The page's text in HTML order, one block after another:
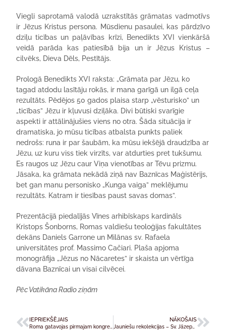
Viegli saprotamā valodā uzrakstītās grāmatas vadmotīvs
ir Jēzus Kristus persona. Mūsdienu pasaulei, kas pārdzīvo
dziļu ticības un paļāvības krīzi, Benedikts XVI vienkāršā
veidā parāda kas patiesībā bija un ir Jēzus Kristus –
cilvēks, Dieva Dēls, Pestītājs.
Prologā Benedikts XVI raksta: „Grāmata par Jēzu, ko
tagad atdodu lasītāju rokās, ir mana garīgā un ilgā ceļa
rezultāts. Pēdējos 50 gados plaisa starp „vēsturisko” un
„ticības” Jēzu ir kļuvusi dziļāka. Divi būtiski svarīgie
aspekti ir attālinājušies viens no otra. Šāda situācija ir
dramatiska, jo mūsu ticības atbalsta punkts paliek
nedrošs: runa ir par šaubām, ka mūsu iekšējā draudzība ar
Jēzu, uz kuru viss tiek virzīts, var atdurties pret tukšumu.
Es raugos uz Jēzu caur Viņa vienotības ar Tēvu prizmu.
Jāsaka, ka grāmata nekādā ziņā nav Baznīcas Maģistērijs,
bet gan manu personisko „Kunga vaiga” meklējumu
rezultāts. Katram ir tiesības paust savas domas”.
Prezentācijā piedalījās Vīnes arhibīskaps kardināls
Kristops Šonborns, Romas valdiešu teoloģijas fakultātes
dekāns Daniels Garrone un Milānas sv. Rafaela
universitātes prof. Massimo Cačiari. Plaša apjoma
monogrāfija „Jēzus no Nācaretes” ir skaista un vērtīga
dāvana Baznīcai un visai cilvēcei.
Pēc Vatikāna Radio ziņām
IEPRIEKŠĒJAIS NĀKOŠAIS
Jauniešu rekolekcijas – Sv. Jāzepa draudzē